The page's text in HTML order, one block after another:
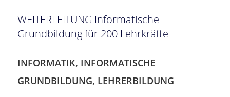
WEITERLEITUNG Informatische
Grundbildung für 200 Lehrkräfte
INFORMATIK, INFORMATISCHE
GRUNDBILDUNG, LEHRERBILDUNG